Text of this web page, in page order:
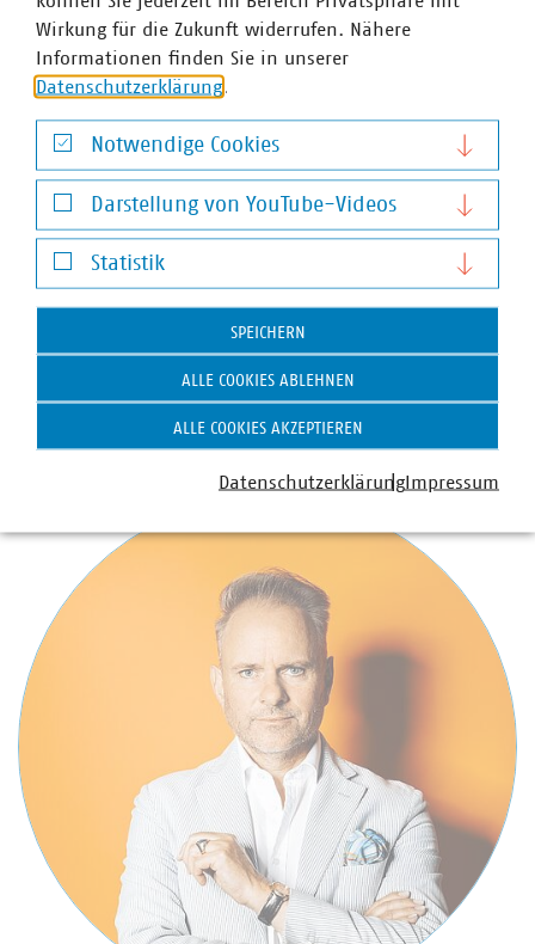
Dr. Tobias Bringmann
+49 711 229317-70
Ansprechpartner
Wirkung für die Zukunft widerrufen. Nähere
Informationen finden Sie in unserer
Datenschutzerklärung.
Notwendige Cookies
Notwendige Cookies
Darstellung von YouTube-Videos
Darstellung von YouTube-Videos
Statistik
Statistik
SPEICHERN
ALLE COOKIES ABLEHNEN
ALLE COOKIES AKZEPTIEREN
DatenschutzerklärungImpressum